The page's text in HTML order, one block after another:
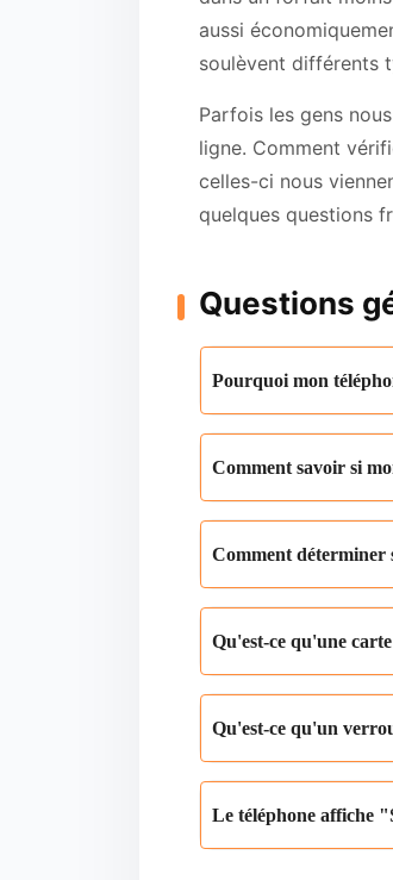
aussi
soulèvent différents
Parfois les gens
ligne. Comment
celles-ci nous
quelques questions
Questions
Pourquoi mon
Comment savoir si
Comment déterminer
Qu'est-ce qu'une
Qu'est-ce qu'un
Le téléphone affiche